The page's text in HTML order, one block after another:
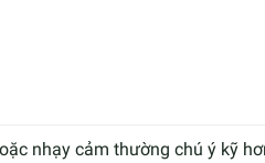
nhạy cảm thường chú ý kỹ